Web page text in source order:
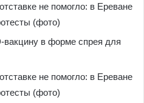
вакцину в форме спрея для